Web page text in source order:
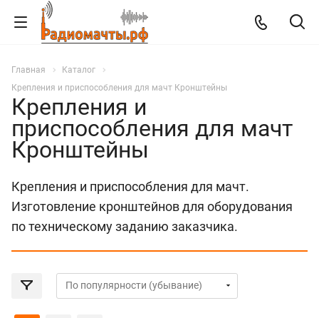
Главная
Каталог
Крепления и приспособления для мачт Кронштейны
Крепления и
приспособления для мачт
Кронштейны
Крепления и приспособления для мачт.
Изготовление кронштейнов для оборудования
по техническому заданию заказчика.